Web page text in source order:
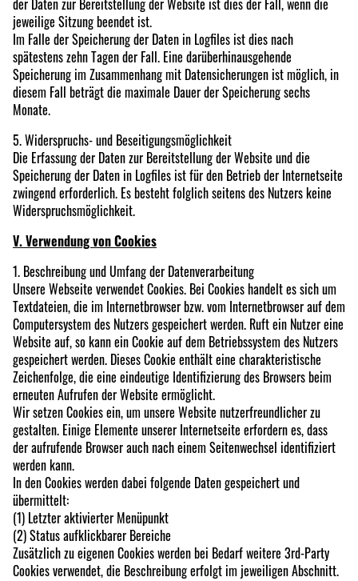
der Daten zur Bereitstellung der Website ist dies der Fall, wenn die
jeweilige Sitzung beendet ist.
Im Falle der Speicherung der Daten in Logfiles ist dies nach
spätestens zehn Tagen der Fall. Eine darüberhinausgehende
Speicherung im Zusammenhang mit Datensicherungen ist möglich, in
diesem Fall beträgt die maximale Dauer der Speicherung sechs
Monate.
5. Widerspruchs- und Beseitigungsmöglichkeit
Die Erfassung der Daten zur Bereitstellung der Website und die
Speicherung der Daten in Logfiles ist für den Betrieb der Internetseite
zwingend erforderlich. Es besteht folglich seitens des Nutzers keine
Widerspruchsmöglichkeit.
V. Verwendung von Cookies
1. Beschreibung und Umfang der Datenverarbeitung
Unsere Webseite verwendet Cookies. Bei Cookies handelt es sich um
Textdateien, die im Internetbrowser bzw. vom Internetbrowser auf dem
Computersystem des Nutzers gespeichert werden. Ruft ein Nutzer eine
Website auf, so kann ein Cookie auf dem Betriebssystem des Nutzers
gespeichert werden. Dieses Cookie enthält eine charakteristische
Zeichenfolge, die eine eindeutige Identifizierung des Browsers beim
erneuten Aufrufen der Website ermöglicht.
Wir setzen Cookies ein, um unsere Website nutzerfreundlicher zu
gestalten. Einige Elemente unserer Internetseite erfordern es, dass
der aufrufende Browser auch nach einem Seitenwechsel identifiziert
werden kann.
In den Cookies werden dabei folgende Daten gespeichert und
übermittelt:
(1) Letzter aktivierter Menüpunkt
(2) Status aufklickbarer Bereiche
Zusätzlich zu eigenen Cookies werden bei Bedarf weitere 3rd-Party
Cookies verwendet, die Beschreibung erfolgt im jeweiligen Abschnitt.